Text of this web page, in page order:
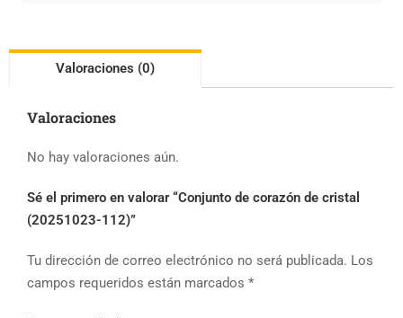
Valoraciones (0)
Valoraciones
No hay valoraciones aún.
Sé el primero en valorar “Conjunto de corazón de cristal
(20251023-112)”
Tu dirección de correo electrónico no será publicada. Los
campos requeridos están marcados *